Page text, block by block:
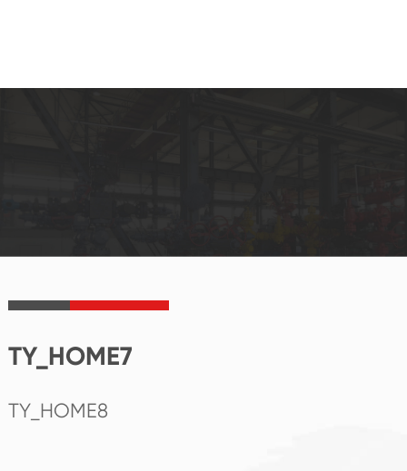
TY_HOME7
TY_HOME8